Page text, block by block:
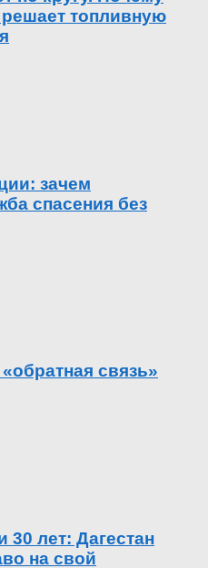
решает топливную
зачем
спасения без
связь»
30 лет: Дагестан
на свой